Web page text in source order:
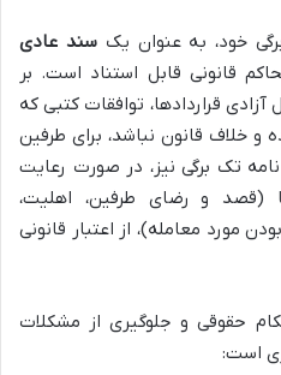
خود، به عنوان یکسند عادی
قانونی قابل استناد است. بر
و اصل آزادی قراردادها، توافقات کتبی که
و خلاف قانون نباشد، برای طرفین
نامه تک برگی نیز، در صورت رعایت
(قصد و رضای طرفین، اهلیت،
مورد معامله)، از اعتبار قانونی
حقوقی و جلوگیری از مشکلات
است: